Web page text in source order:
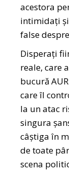
acestora
intimidați
false
Disperați
reale, care
bucură
care îl
la un atac
singura
câștiga în
de toate
scena